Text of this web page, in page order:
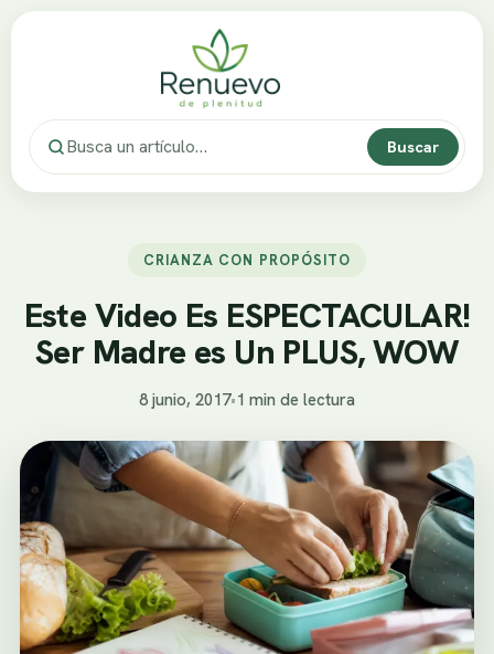
Buscar
CRIANZA CON PROPÓSITO
Este Video Es ESPECTACULAR!
Ser Madre es Un PLUS, WOW
8 junio, 2017•1 min de lectura